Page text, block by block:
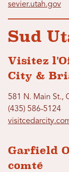
sevier.utah.gov
Sud
Visitez
City &
581 N. Main St.,
(435) 586-5124
Garfield
comté